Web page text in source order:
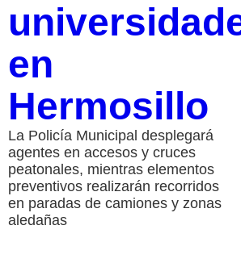
en
Hermosillo
La Policía Municipal desplegará
agentes en accesos y cruces
peatonales, mientras elementos
preventivos realizarán recorridos
en paradas de camiones y zonas
aledañas